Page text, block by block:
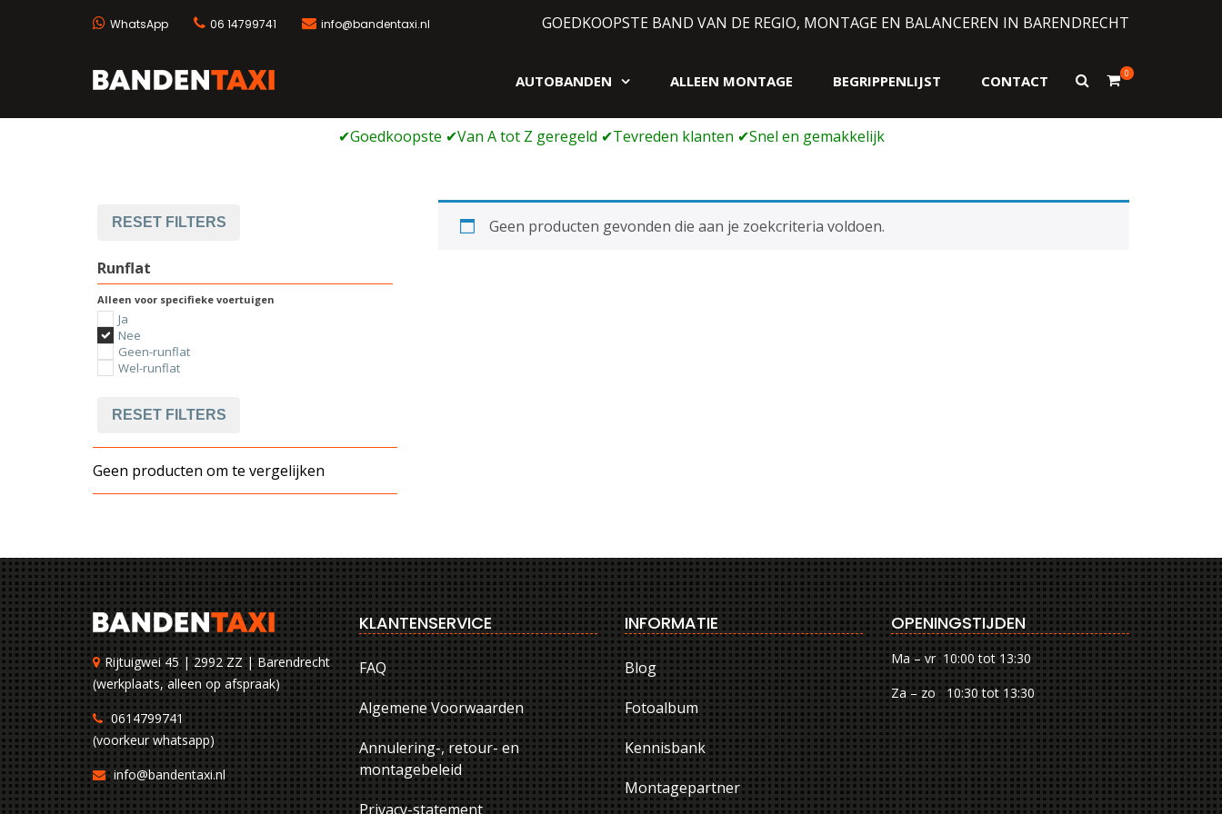
WhatsApp 06 14799741 info@bandentaxi.nl GOEDKOOPSTE BAND VAN DE REGIO, MONTAGE EN BALANCEREN IN BARENDRECHT
AUTOBANDEN ALLEEN MONTAGE BEGRIPPENLIJST CONTACT
Toon
0
Geen producten gevonden die aan je zoekcriteria voldoen.
RESET FILTERS
Runflat
Alleen voor specifieke voertuigen
Ja
Nee
Geen-runflat
Wel-runflat
RESET FILTERS
Geen producten om te vergelijken
Rijtuigwei 45 | 2992 ZZ | Barendrecht
(werkplaats, alleen op afspraak)
0614799741
(voorkeur whatsapp)
info@bandentaxi.nl
KLANTENSERVICE
FAQ
Algemene Voorwaarden
Annulering-, retour- en
montagebeleid
Privacy-statement
INFORMATIE
Blog
Fotoalbum
Kennisbank
Montagepartner
OPENINGSTIJDEN
Ma – vr 10:00 tot 13:30
Za – zo 10:30 tot 13:30